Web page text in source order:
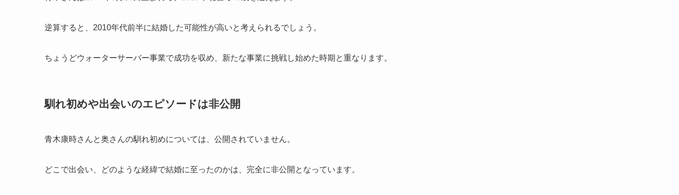
逆算すると、2010年代前半に結婚した可能性が高いと考えられるでしょう。
ちょうどウォーターサーバー事業で成功を収め、新たな事業に挑戦し始めた時期と重なります。
馴れ初めや出会いのエピソードは非公開
青木康時さんと奥さんの馴れ初めについては、公開されていません。
どこで出会い、どのような経緯で結婚に至ったのかは、完全に非公開となっています。